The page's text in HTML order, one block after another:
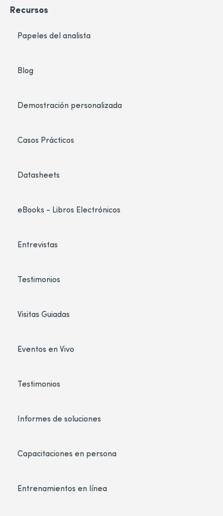
Recursos
Papeles del analista
Blog
Demostración personalizada
Casos Prácticos
Datasheets
eBooks - Libros Electrónicos
Entrevistas
Testimonios
Visitas Guiadas
Eventos en Vivo
Testimonios
Informes de soluciones
Capacitaciones en persona
Entrenamientos en línea